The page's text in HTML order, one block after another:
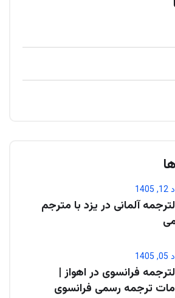
آلمانی در یزد با مترجم
فرانسوی در اهواز |
ترجمه رسمی فرانسوی